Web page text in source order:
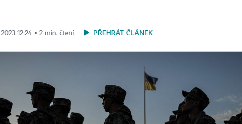
2023 12:24 ▪ 2 min. čtení PŘEHRÁT ČLÁNEK